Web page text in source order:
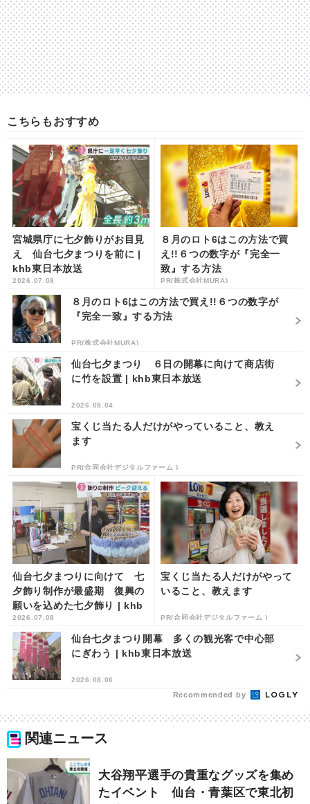
こちらもおすすめ
宮城県庁に七夕飾りがお目見
え 仙台七夕まつりを前に |
khb東日本放送
2026.07.08
８月のロト6はこの方法で買
え!!６つの数字が『完全一
致』する方法
PR(株式会社MURA)
８月のロト6はこの方法で買え!!６つの数字が
『完全一致』する方法
PR(株式会社MURA)
仙台七夕まつり ６日の開幕に向けて商店街
に竹を設置 | khb東日本放送
2026.08.04
宝くじ当たる人だけがやっていること、教え
ます
PR(合同会社デジタルファーム )
仙台七夕まつりに向けて 七
夕飾り制作が最盛期 復興の
願いを込めた七夕飾り | khb
東日本放送
2026.07.08
宝くじ当たる人だけがやって
いること、教えます
PR(合同会社デジタルファーム )
仙台七夕まつり開幕 多くの観光客で中心部
にぎわう | khb東日本放送
2026.08.06
Recommended by
関連ニュース
大谷翔平選手の貴重なグッズを集め
たイベント 仙台・青葉区で東北初